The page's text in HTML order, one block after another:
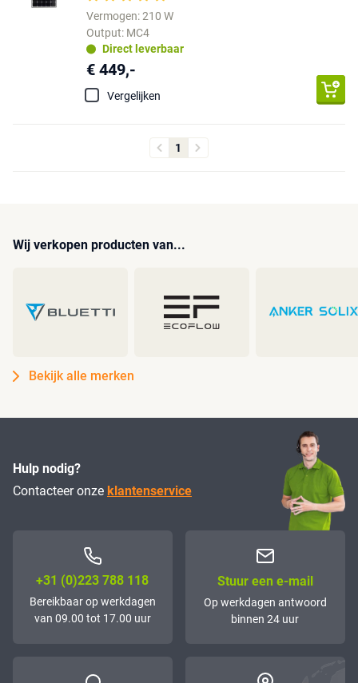
Vermogen: 210 W
Output: MC4
Direct leverbaar
€ 449,-
Vergelijken
1
Wij verkopen producten van...
Bekijk alle merken
Hulp nodig?
Contacteer onze klantenservice
+31 (0)223 788 118
Bereikbaar op werkdagen
van 09.00 tot 17.00 uur
Stuur een e-mail
Op werkdagen antwoord
binnen 24 uur